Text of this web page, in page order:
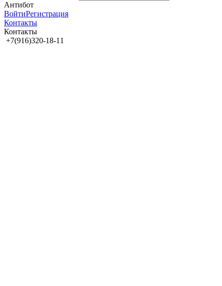
Антибот
ВойтиРегистрация
Контакты
Контакты
+7(916)320-18-11